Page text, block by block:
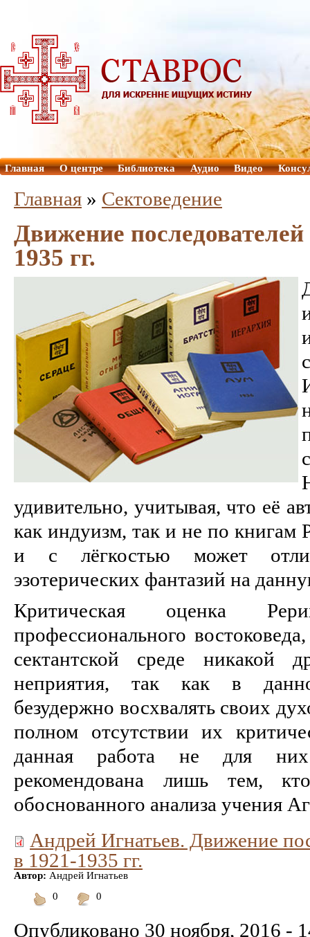
Главная О центре Библиотека Аудио Видео
Главная » Сектоведение
Движение
1935 гг.
удивительно, учитывая, что её
как индуизм, так и не по книгам
и с лёгкостью может
эзотерических фантазий на
Критическая оценка
профессионального
сектантской среде никакой
неприятия, так как в
безудержно восхвалять своих
полном отсутствии их
данная работа не для
рекомендована лишь тем,
обоснованного анализа учения
Андрей Игнатьев. Движение
в 1921-1935 гг.
Автор: Андрей Игнатьев
0
0
Опубликовано 30 ноября, 2016 -